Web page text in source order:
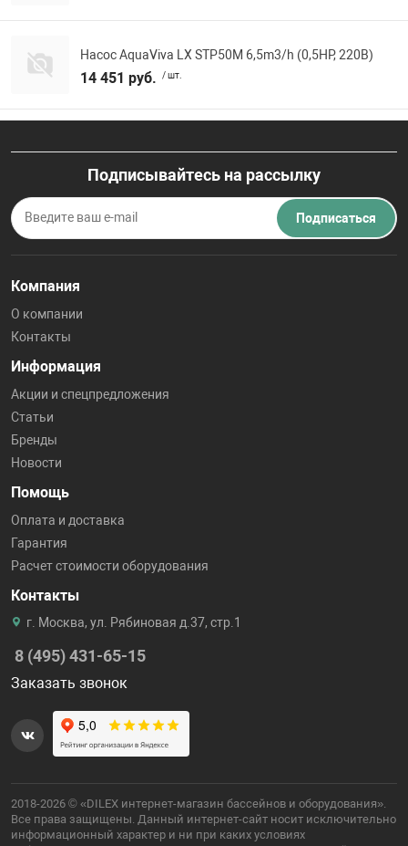
Насос AquaViva LX STP50M 6,5m3/h (0,5HP, 220В)
14 451 руб. / шт.
Подписывайтесь на рассылку
Подписаться
Компания
О компании
Контакты
Информация
Акции и спецпредложения
Статьи
Бренды
Новости
Помощь
Оплата и доставка
Гарантия
Расчет стоимости оборудования
Контакты
г. Москва, ул. Рябиновая д.37, стр.1
8 (495) 431-65-15
Заказать звонок
2018-2026 © «DILEX интернет-магазин бассейнов и оборудования».
Все права защищены. Данный интернет-сайт носит исключительно
информационный характер и ни при каких условиях